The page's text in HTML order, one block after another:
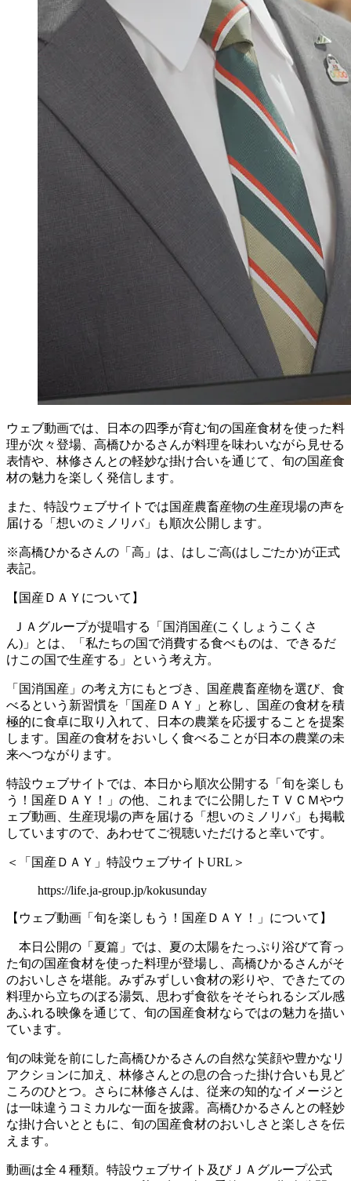
ウェブ動画では、日本の四季が育む旬の国産食材を使った料
理が次々登場、高橋ひかるさんが料理を味わいながら見せる
表情や、林修さんとの軽妙な掛け合いを通じて、旬の国産食
材の魅力を楽しく発信します。
また、特設ウェブサイトでは国産農畜産物の生産現場の声を
届ける「想いのミノリバ」も順次公開します。
※高橋ひかるさんの「高」は、はしご高(はしごたか)が正式
表記。
【国産ＤＡＹについて】
ＪＡグループが提唱する「国消国産(こくしょうこくさ
ん)」とは、「私たちの国で消費する食べものは、できるだ
けこの国で生産する」という考え方。
「国消国産」の考え方にもとづき、国産農畜産物を選び、食
べるという新習慣を「国産ＤＡＹ」と称し、国産の食材を積
極的に食卓に取り入れて、日本の農業を応援することを提案
します。国産の食材をおいしく食べることが日本の農業の未
来へつながります。
特設ウェブサイトでは、本日から順次公開する「旬を楽しも
う！国産ＤＡＹ！」の他、これまでに公開したＴＶＣＭやウ
ェブ動画、生産現場の声を届ける「想いのミノリバ」も掲載
していますので、あわせてご視聴いただけると幸いです。
＜「国産ＤＡＹ」特設ウェブサイトURL＞
https://life.ja-group.jp/kokusunday
【ウェブ動画「旬を楽しもう！国産ＤＡＹ！」について】
本日公開の「夏篇」では、夏の太陽をたっぷり浴びて育っ
た旬の国産食材を使った料理が登場し、高橋ひかるさんがそ
のおいしさを堪能。みずみずしい食材の彩りや、できたての
料理から立ちのぼる湯気、思わず食欲をそそられるシズル感
あふれる映像を通じて、旬の国産食材ならではの魅力を描い
ています。
旬の味覚を前にした高橋ひかるさんの自然な笑顔や豊かなリ
アクションに加え、林修さんとの息の合った掛け合いも見ど
ころのひとつ。さらに林修さんは、従来の知的なイメージと
は一味違うコミカルな一面を披露。高橋ひかるさんとの軽妙
な掛け合いとともに、旬の国産食材のおいしさと楽しさを伝
えます。
動画は全４種類。特設ウェブサイト及びＪＡグループ公式